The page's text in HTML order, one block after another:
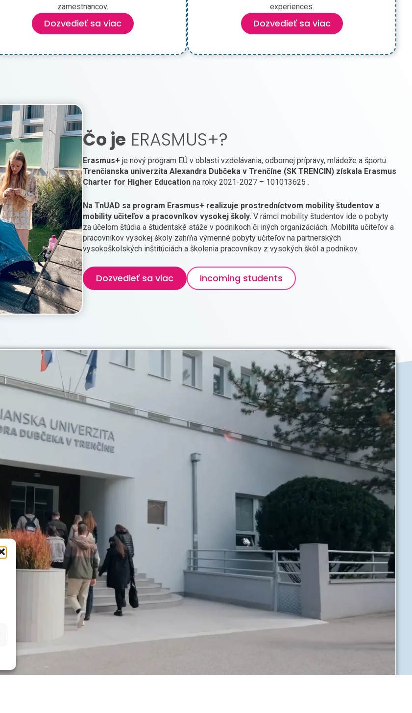
zamestnancov.
Dozvedieť sa viac
experiences.
Dozvedieť sa viac
Čo je ERASMUS+?
Erasmus+ je nový program EÚ v oblasti vzdelávania, odbornej prípravy, mládeže a športu.
Trenčianska univerzita Alexandra Dubčeka v Trenčíne (SK TRENCIN) získala Erasmus
Charter for Higher Education na roky 2021-2027 – 101013625 .
Na TnUAD sa program Erasmus+ realizuje prostredníctvom mobility študentov a
mobility učiteľov a pracovníkov vysokej školy. V rámci mobility študentov ide o pobyty
za účelom štúdia a študentské stáže v podnikoch či iných organizáciách. Mobilita učiteľov a
pracovníkov vysokej školy zahŕňa výmenné pobyty učiteľov na partnerských
vysokoškolských inštitúciách a školenia pracovníkov z vysokých škôl a podnikov.
Dozvedieť sa viac Incoming students